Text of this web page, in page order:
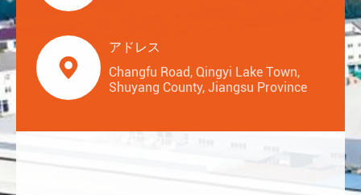

アドレス
Changfu Road, Qingyi Lake Town,
Shuyang County, Jiangsu Province